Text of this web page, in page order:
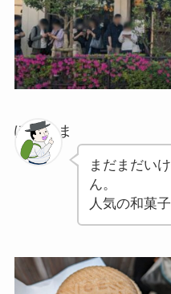
ぽちゃま
まだまだい
ん。
人気の和菓子